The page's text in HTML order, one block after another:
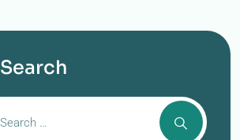
Search